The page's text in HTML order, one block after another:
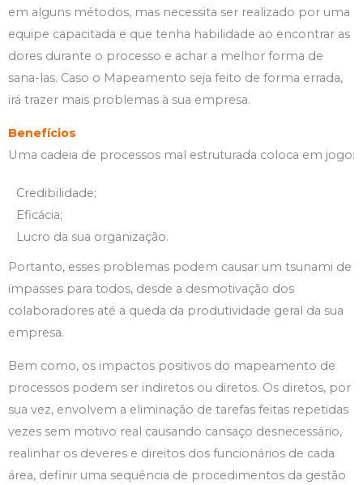
em alguns métodos, mas necessita ser realizado por uma
equipe capacitada e que tenha habilidade ao encontrar as
dores durante o processo e achar a melhor forma de
sana-las. Caso o Mapeamento seja feito de forma errada,
irá trazer mais problemas à sua empresa.
Benefícios
Uma cadeia de processos mal estruturada coloca em jogo:
Credibilidade;
Eficácia;
Lucro da sua organização.
Portanto, esses problemas podem causar um tsunami de
impasses para todos, desde a desmotivação dos
colaboradores até a queda da produtividade geral da sua
empresa.
Bem como, os impactos positivos do mapeamento de
processos podem ser indiretos ou diretos. Os diretos, por
sua vez, envolvem a eliminação de tarefas feitas repetidas
vezes sem motivo real causando cansaço desnecessário,
realinhar os deveres e direitos dos funcionários de cada
área, definir uma sequência de procedimentos da gestão